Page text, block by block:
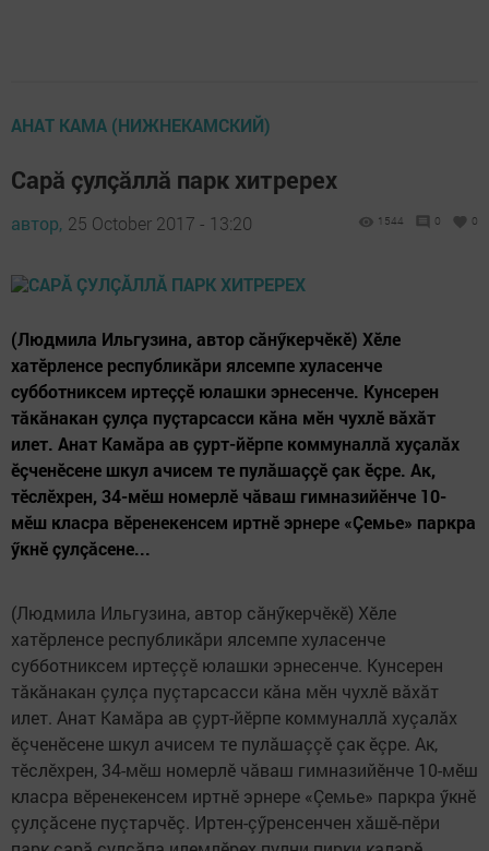
АНАТ КАМА (НИЖНЕКАМСКИЙ)
Сарă çулçăллă парк хитререх
автор, 25 October 2017 - 13:20 1544 0 0
(Людмила Ильгузина, автор сăнӳкерчӗкӗ) Хӗле
хатӗрленсе республикăри ялсемпе хуласенче
субботниксем иртеççӗ юлашки эрнесенче. Кунсерен
тăкăнакан çулçа пуçтарсасси кăна мӗн чухлӗ вăхăт
илет. Анат Камăра ав çурт-йӗрпе коммуналлă хуçалăх
ӗçченӗсене шкул ачисем те пулăшаççӗ çак ӗçре. Ак,
тӗслӗхрен, 34-мӗш номерлӗ чăваш гимназийӗнче 10-
мӗш класра вӗренекенсем иртнӗ эрнере «Çемье» паркра
ӳкнӗ çулçăсене...
(Людмила Ильгузина, автор сăнӳкерчӗкӗ) Хӗле
хатӗрленсе республикăри ялсемпе хуласенче
субботниксем иртеççӗ юлашки эрнесенче. Кунсерен
тăкăнакан çулçа пуçтарсасси кăна мӗн чухлӗ вăхăт
илет. Анат Камăра ав çурт-йӗрпе коммуналлă хуçалăх
ӗçченӗсене шкул ачисем те пулăшаççӗ çак ӗçре. Ак,
тӗслӗхрен, 34-мӗш номерлӗ чăваш гимназийӗнче 10-мӗш
класра вӗренекенсем иртнӗ эрнере «Çемье» паркра ӳкнӗ
çулçăсене пуçтарчӗç. Иртен-çӳренсенчен хăшӗ-пӗри